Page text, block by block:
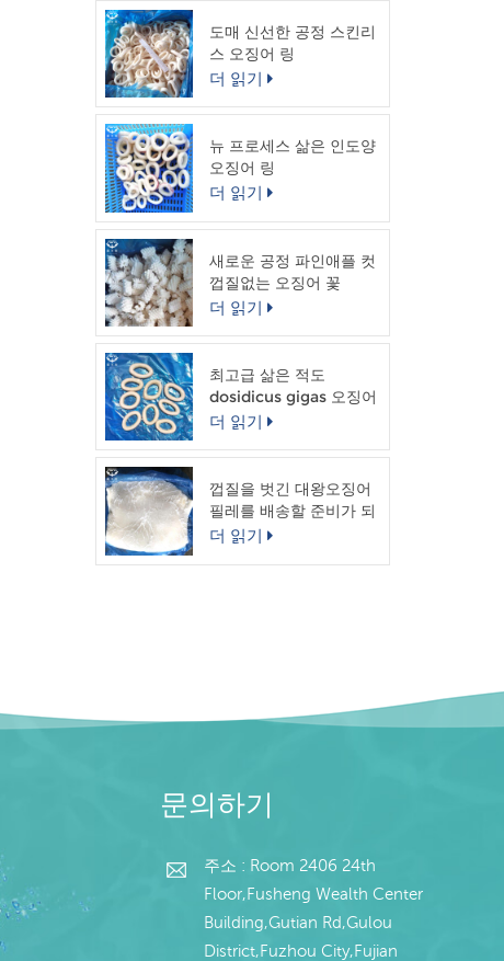
도매 신선한 공정 스킨리
스 오징어 링
더 읽기
뉴 프로세스 삶은 인도양
오징어 링
더 읽기
새로운 공정 파인애플 컷
껍질없는 오징어 꽃
더 읽기
최고급 삶은 적도
dosidicus gigas 오징어
링
더 읽기
껍질을 벗긴 대왕오징어
필레를 배송할 준비가 되
었습니다.
더 읽기
문의하기
주소 : Room 2406 24th
Floor,Fusheng Wealth Center
Building,Gutian Rd,Gulou
District,Fuzhou City,Fujian